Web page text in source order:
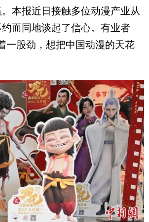
本报近日接触多位动漫产业从
而同地谈起了信心。有业者
一股劲，想把中国动漫的天花